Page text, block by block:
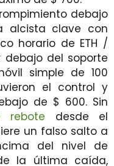
debajo
alcista clave con
horario de ETH /
debajo del soporte
simple de 100
el control y
de $ 600. Sin
rebote desde el
un falso salto a
del nivel de
la última caída,